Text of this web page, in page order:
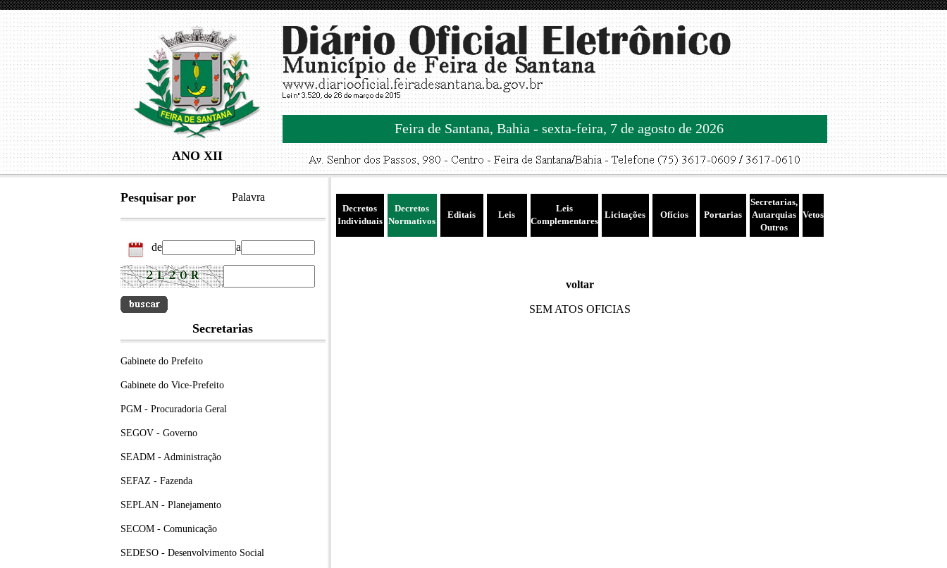
ANO XII
Feira de Santana, Bahia - sexta-feira, 7 de agosto de 2026
Pesquisar por Palavra
de a
Secretarias
Gabinete do Prefeito
Gabinete do Vice-Prefeito
PGM - Procuradoria Geral
SEGOV - Governo
SEADM - Administração
SEFAZ - Fazenda
SEPLAN - Planejamento
SECOM - Comunicação
SEDESO - Desenvolvimento Social
Decretos
Individuais
Decretos
Normativos
Editais Leis
Leis
Complementares
Licitações Ofícios Portarias
Secretarias,
Autarquias
Outros
Vetos
voltar
SEM ATOS OFICIAS